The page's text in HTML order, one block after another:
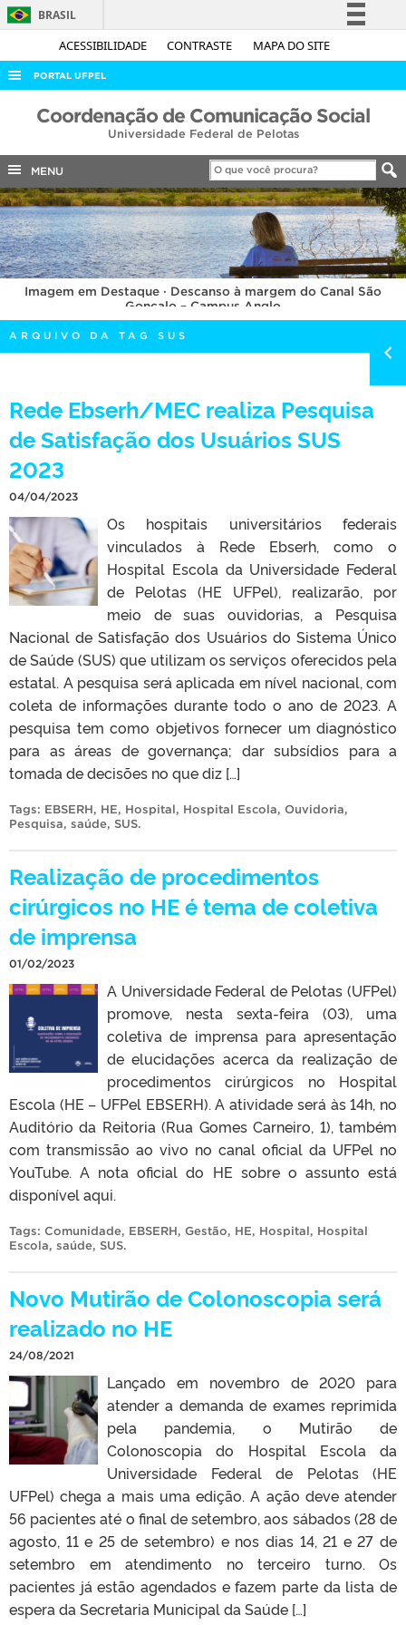
ACESSIBILIDADE CONTRASTE MAPA DO SITE
BRASIL
Simplifique!
Acesso à informação
Legislação
Canais
PORTAL UFPEL
ACESSO À INFORMAÇÃO
COBALTO
CONCURSOS
EDITAIS
INTERNACIONAL
OUVIDORIA
PORTARIAS
TELEFONES
Coordenação de Comunicação Social
Universidade Federal de Pelotas
MENU
Imagem em Destaque · Descanso à margem do Canal São
Gonçalo – Campus Anglo
ARQUIVO DA TAG SUS
Rede Ebserh/MEC realiza Pesquisa
de Satisfação dos Usuários SUS
2023
04/04/2023
Os hospitais universitários federais
vinculados à Rede Ebserh, como o
Hospital Escola da Universidade Federal
de Pelotas (HE UFPel), realizarão, por
meio de suas ouvidorias, a Pesquisa
Nacional de Satisfação dos Usuários do Sistema Único
de Saúde (SUS) que utilizam os serviços oferecidos pela
estatal. A pesquisa será aplicada em nível nacional, com
coleta de informações durante todo o ano de 2023. A
pesquisa tem como objetivos fornecer um diagnóstico
para as áreas de governança; dar subsídios para a
tomada de decisões no que diz […]
Tags: EBSERH, HE, Hospital, Hospital Escola, Ouvidoria,
Pesquisa, saúde, SUS.
Realização de procedimentos
cirúrgicos no HE é tema de coletiva
de imprensa
01/02/2023
A Universidade Federal de Pelotas (UFPel)
promove, nesta sexta-feira (03), uma
coletiva de imprensa para apresentação
de elucidações acerca da realização de
procedimentos cirúrgicos no Hospital
Escola (HE – UFPel EBSERH). A atividade será às 14h, no
Auditório da Reitoria (Rua Gomes Carneiro, 1), também
com transmissão ao vivo no canal oficial da UFPel no
YouTube. A nota oficial do HE sobre o assunto está
disponível aqui.
Tags: Comunidade, EBSERH, Gestão, HE, Hospital, Hospital
Escola, saúde, SUS.
Novo Mutirão de Colonoscopia será
realizado no HE
24/08/2021
Lançado em novembro de 2020 para
atender a demanda de exames reprimida
pela pandemia, o Mutirão de
Colonoscopia do Hospital Escola da
Universidade Federal de Pelotas (HE
UFPel) chega a mais uma edição. A ação deve atender
56 pacientes até o final de setembro, aos sábados (28 de
agosto, 11 e 25 de setembro) e nos dias 14, 21 e 27 de
setembro em atendimento no terceiro turno. Os
pacientes já estão agendados e fazem parte da lista de
espera da Secretaria Municipal da Saúde […]